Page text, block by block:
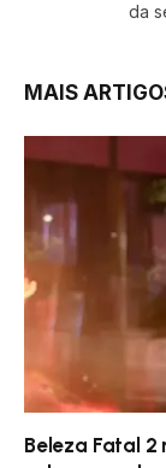
da
MAIS
Beleza Fatal 2